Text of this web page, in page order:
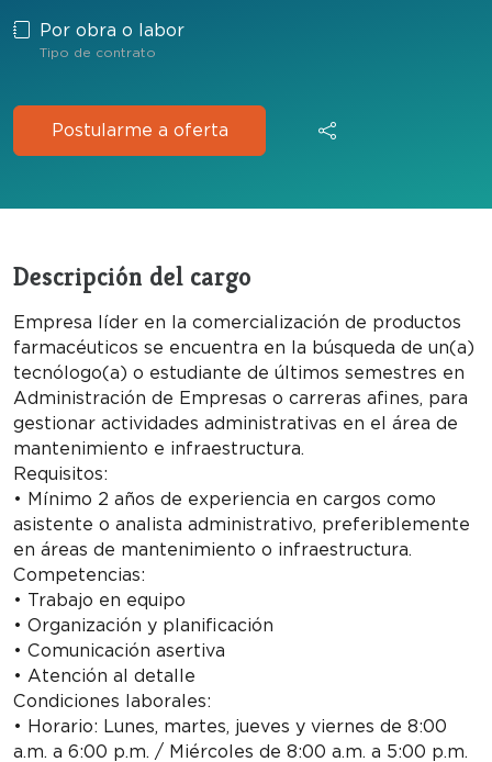
Por obra o labor
Tipo de contrato
Postularme a oferta
Descripción del cargo
Empresa líder en la comercialización de productos
farmacéuticos se encuentra en la búsqueda de un(a)
tecnólogo(a) o estudiante de últimos semestres en
Administración de Empresas o carreras afines, para
gestionar actividades administrativas en el área de
mantenimiento e infraestructura.
Requisitos:
• Mínimo 2 años de experiencia en cargos como
asistente o analista administrativo, preferiblemente
en áreas de mantenimiento o infraestructura.
Competencias:
• Trabajo en equipo
• Organización y planificación
• Comunicación asertiva
• Atención al detalle
Condiciones laborales:
• Horario: Lunes, martes, jueves y viernes de 8:00
a.m. a 6:00 p.m. / Miércoles de 8:00 a.m. a 5:00 p.m.